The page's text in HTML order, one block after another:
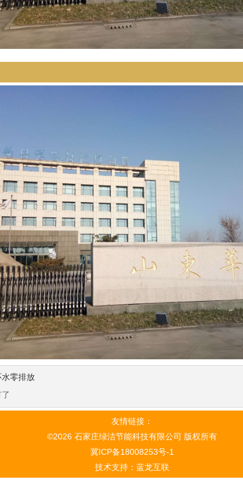
水零排放
友情链接：
©2026 石家庄绿洁节能科技有限公司 版权所有
冀ICP备18008253号-1
技术支持： 蓝龙互联